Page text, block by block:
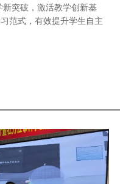
突破，激活教学创新基
范式，有效提升学生自主